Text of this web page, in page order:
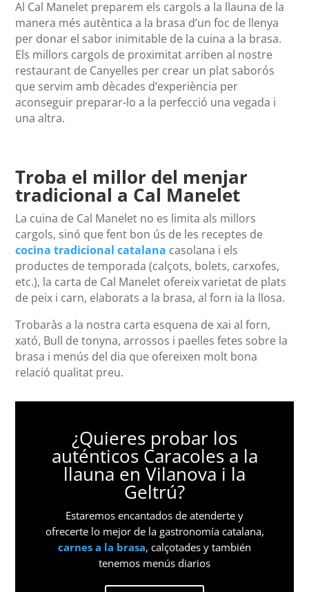
Al Cal Manelet preparem els cargols a la llauna de la
manera més autèntica a la brasa d’un foc de llenya
per donar el sabor inimitable de la cuina a la brasa.
Els millors cargols de proximitat arriben al nostre
restaurant de Canyelles per crear un plat saborós
que servim amb dècades d’experiència per
aconseguir preparar-lo a la perfecció una vegada i
una altra.
Troba el millor del menjar
tradicional a Cal Manelet
La cuina de Cal Manelet no es limita als millors
cargols, sinó que fent bon ús de les receptes de
cocina tradicional catalana casolana i els
productes de temporada (calçots, bolets, carxofes,
etc.), la carta de Cal Manelet ofereix varietat de plats
de peix i carn, elaborats a la brasa, al forn ia la llosa.
Trobaràs a la nostra carta esquena de xai al forn,
xató, Bull de tonyna, arrossos i paelles fetes sobre la
brasa i menús del dia que ofereixen molt bona
relació qualitat preu.
¿Quieres probar los
auténticos Caracoles a la
llauna en Vilanova i la
Geltrú?
Estaremos encantados de atenderte y
ofrecerte lo mejor de la gastronomía catalana,
carnes a la brasa, calçotades y también
tenemos menús diarios